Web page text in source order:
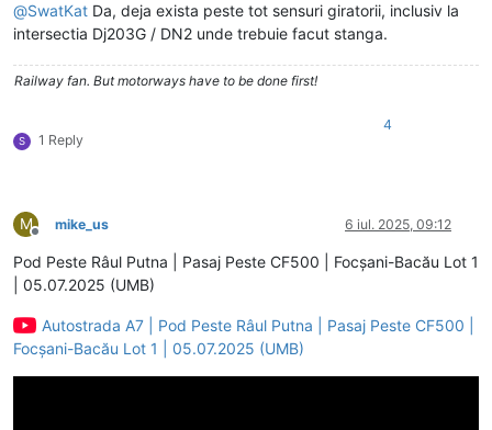
@SwatKat Da, deja exista peste tot sensuri giratorii, inclusiv la
intersectia Dj203G / DN2 unde trebuie facut stanga.
Railway fan. But motorways have to be done first!
S 1 Reply
4
M
Deconectat
mike_us 6 iul. 2025, 09:12
Pod Peste Râul Putna | Pasaj Peste CF500 | Focșani-Bacău Lot 1
| 05.07.2025 (UMB)
Autostrada A7 | Pod Peste Râul Putna | Pasaj Peste CF500 |
Focșani-Bacău Lot 1 | 05.07.2025 (UMB)